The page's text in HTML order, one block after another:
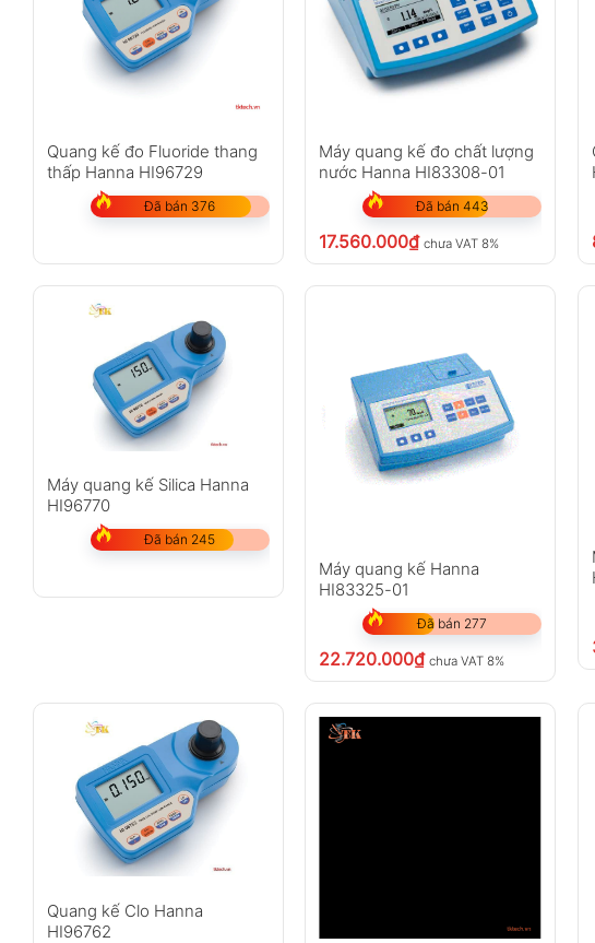
Quang kế đo Fluoride thang
thấp Hanna HI96729
Đã bán 376
Máy quang kế đo chất lượng
nước Hanna HI83308-01
Đã bán 443
17.560.000₫ chưa VAT 8%
Máy quang kế Silica Hanna
HI96770
Đã bán 245
Máy quang kế Hanna
HI83325-01
Đã bán 277
22.720.000₫ chưa VAT 8%
Quang kế Clo Hanna
HI96762